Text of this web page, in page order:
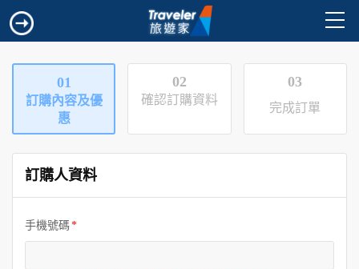
01
訂購內容及優
惠
02
確認訂購資料
03
完成訂單
訂購人資料
手機號碼